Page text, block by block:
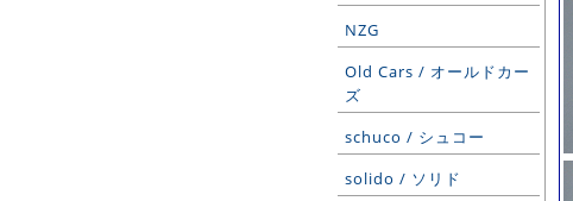
NZG
Old Cars / オールドカー
ズ
schuco / シュコー
solido / ソリド